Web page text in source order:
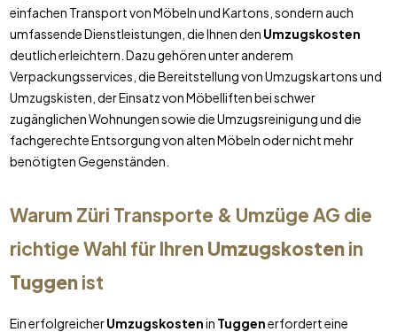
einfachen Transport von Möbeln und Kartons, sondern auch
umfassende Dienstleistungen, die Ihnen den Umzugskosten
deutlich erleichtern. Dazu gehören unter anderem
Verpackungsservices, die Bereitstellung von Umzugskartons und
Umzugskisten, der Einsatz von Möbelliften bei schwer
zugänglichen Wohnungen sowie die Umzugsreinigung und die
fachgerechte Entsorgung von alten Möbeln oder nicht mehr
benötigten Gegenständen.
Warum Züri Transporte & Umzüge AG die
richtige Wahl für Ihren Umzugskostenin
Tuggenist
Ein erfolgreicherUmzugskostenin Tuggenerfordert eine